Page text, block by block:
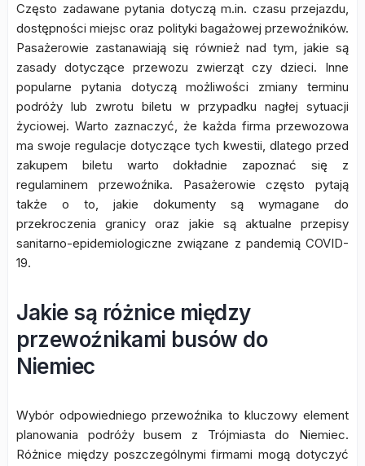
Często zadawane pytania dotyczą m.in. czasu przejazdu,
dostępności miejsc oraz polityki bagażowej przewoźników.
Pasażerowie zastanawiają się również nad tym, jakie są
zasady dotyczące przewozu zwierząt czy dzieci. Inne
popularne pytania dotyczą możliwości zmiany terminu
podróży lub zwrotu biletu w przypadku nagłej sytuacji
życiowej. Warto zaznaczyć, że każda firma przewozowa
ma swoje regulacje dotyczące tych kwestii, dlatego przed
zakupem biletu warto dokładnie zapoznać się z
regulaminem przewoźnika. Pasażerowie często pytają
także o to, jakie dokumenty są wymagane do
przekroczenia granicy oraz jakie są aktualne przepisy
sanitarno-epidemiologiczne związane z pandemią COVID-
19.
Jakie są różnice między
przewoźnikami busów do
Niemiec
Wybór odpowiedniego przewoźnika to kluczowy element
planowania podróży busem z Trójmiasta do Niemiec.
Różnice między poszczególnymi firmami mogą dotyczyć